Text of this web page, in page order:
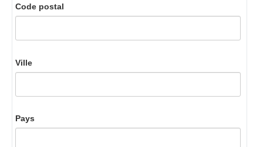
Code postal
Ville
Pays